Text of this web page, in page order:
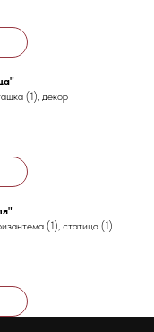
(1), декор
(1), статица (1)